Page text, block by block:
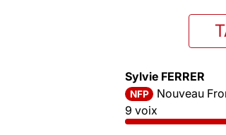
Sylvie FERRER
NFP
Nouveau
9 voix